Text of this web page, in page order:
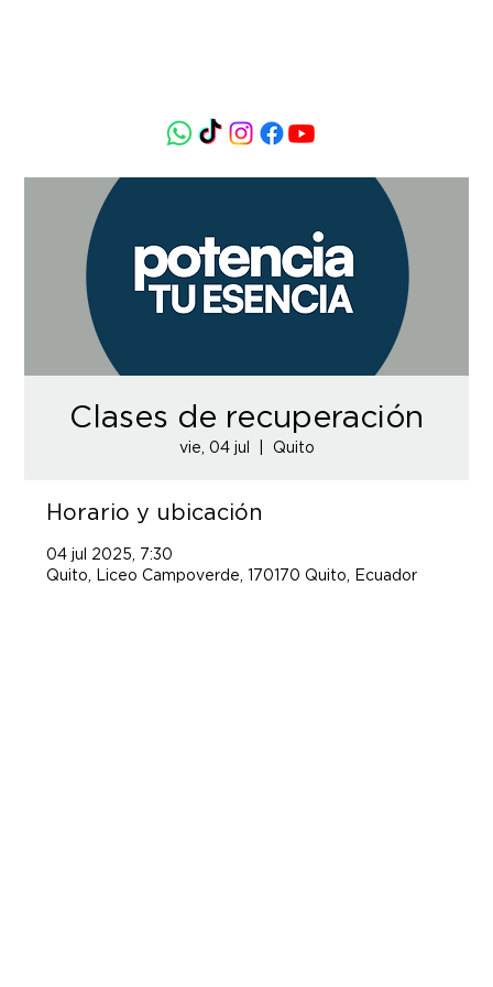
Clases de recuperación
vie, 04 jul Quito
Horario y ubicación
04 jul 2025, 7:30
Quito, Liceo Campoverde, 170170 Quito, Ecuador